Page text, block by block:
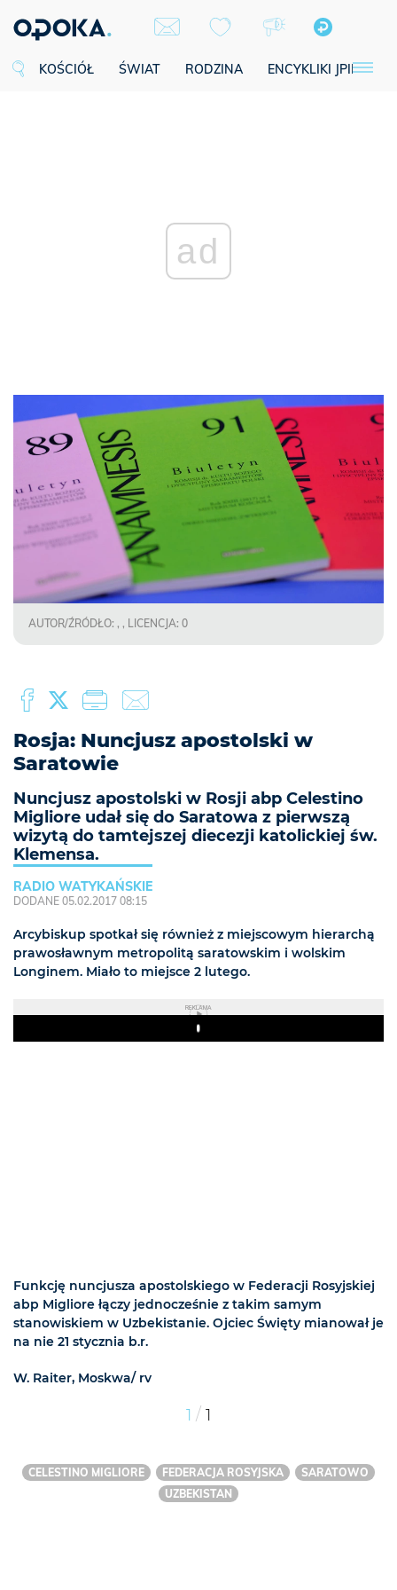
KOŚCIÓŁ ŚWIAT RODZINA ENCYKLIKI JPII
ad
AUTOR/ŹRÓDŁO: , , LICENCJA: 0
Rosja: Nuncjusz apostolski w
Saratowie
Nuncjusz apostolski w Rosji abp Celestino
Migliore udał się do Saratowa z pierwszą
wizytą do tamtejszej diecezji katolickiej św.
Klemensa.
RADIO WATYKAŃSKIE
DODANE 05.02.2017 08:15
Arcybiskup spotkał się również z miejscowym hierarchą
prawosławnym metropolitą saratowskim i wolskim
Longinem. Miało to miejsce 2 lutego.
REKLAMA
Play
Funkcję nuncjusza apostolskiego w Federacji Rosyjskiej
abp Migliore łączy jednocześnie z takim samym
stanowiskiem w Uzbekistanie. Ojciec Święty mianował je
na nie 21 stycznia b.r.
W. Raiter, Moskwa/ rv
1 / 1
CELESTINO MIGLIORE FEDERACJA ROSYJSKA
SARATOWO
UZBEKISTAN